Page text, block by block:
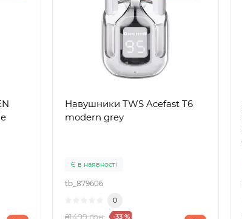
Навушники TWS Acefast T6
modern grey
Є в наявності
tb_879606
0
₴1499 грн. -33 %